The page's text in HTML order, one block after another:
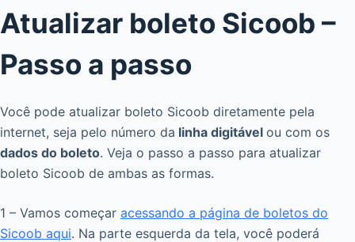
Atualizar boleto Sicoob –
Passo a passo
Você pode atualizar boleto Sicoob diretamente pela
internet, seja pelo número da linha digitável ou com os
dados do boleto. Veja o passo a passo para atualizar
boleto Sicoob de ambas as formas.
1 – Vamos começar acessando a página de boletos do
Sicoob aqui. Na parte esquerda da tela, você poderá